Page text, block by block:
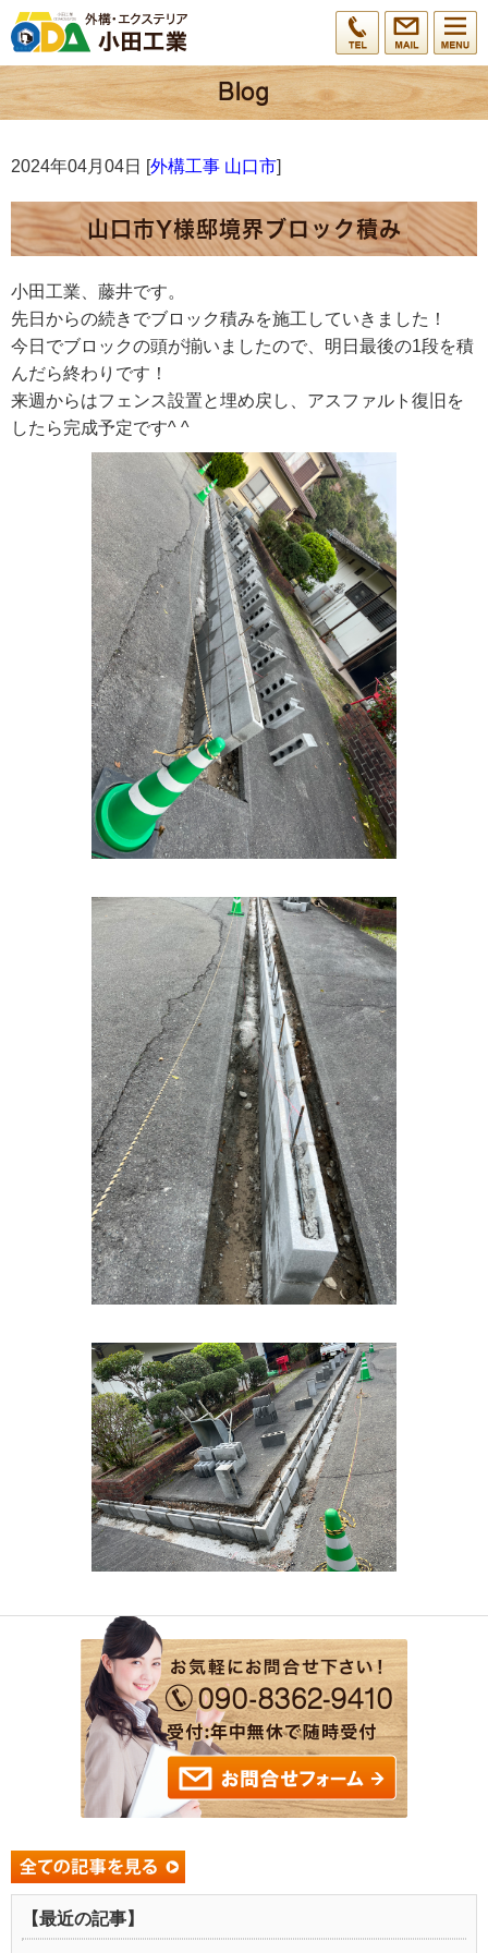
2024年04月04日 [外構工事 山口市]
山口市Y様邸境界ブロック積み
小田工業、藤井です。
先日からの続きでブロック積みを施工していきました！
今日でブロックの頭が揃いましたので、明日最後の1段を積
んだら終わりです！
来週からはフェンス設置と埋め戻し、アスファルト復旧を
したら完成予定です^ ^
【最近の記事】